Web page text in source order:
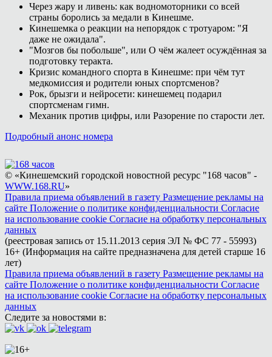
Через жару и ливень: как водномоторники со всей
страны боролись за медали в Кинешме.
Кинешемка о реакции на непорядок с тротуаром: "Я
даже не ожидала".
"Мозгов бы побольше", или О чём жалеет осуждённая за
подготовку теракта.
Кризис командного спорта в Кинешме: при чём тут
медкомиссия и родители юных спортсменов?
Рок, брызги и нейросети: кинешемец подарил
спортсменам гимн.
Механик против цифры, или Разорение по старости лет.
Подробный анонс номера
© «Кинешемский городской новостной ресурс "168 часов" -
WWW.168.RU»
Правила приема объявлений в газету Размещение рекламы на
сайте Положение о политике конфиденциальности Согласие
на использование cookie Согласие на обработку персональных
данных
(реестровая запись от 15.11.2013 серия ЭЛ № ФС 77 - 55993)
16+ (Информация на сайте предназначена для детей старше 16
лет)
Правила приема объявлений в газету Размещение рекламы на
сайте Положение о политике конфиденциальности Согласие
на использование cookie Согласие на обработку персональных
данных
Следите за новостями в: